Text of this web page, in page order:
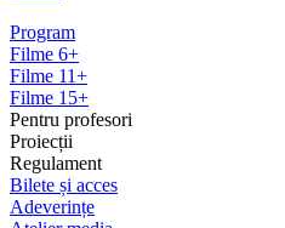
Program
Filme 6+
Filme 11+
Filme 15+
Pentru profesori
Proiecții
Regulament
Bilete și acces
Adeverințe